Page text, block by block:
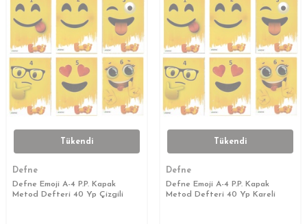
Tükendi
Defne
Defne Emoji A-4 P.P. Kapak
Metod Defteri 40 Yp Çizgili
Tükendi
Defne
Defne Emoji A-4 P.P. Kapak
Metod Defteri 40 Yp Kareli